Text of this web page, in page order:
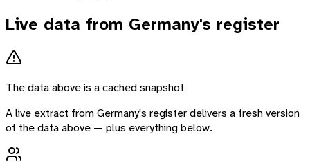
Live data from Germany's register
The data above is a cached snapshot
A live extract fromGermany's register delivers a fresh version
of the data above — plus everything below.